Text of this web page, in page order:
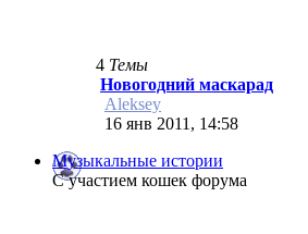
4 Темы
Новогодний маскарад
Aleksey
16 янв 2011, 14:58
Музыкальные истории
С участием кошек форума